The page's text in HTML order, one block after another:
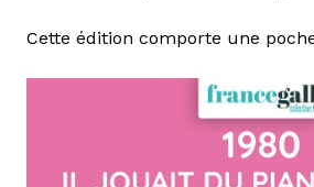
Cette édition comporte une